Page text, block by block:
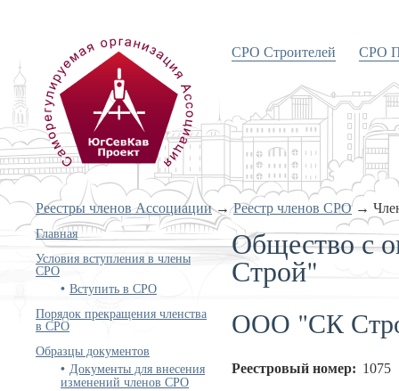
«Объединение проектировщиков
Южного и Северо-Кавказского
округов»
СРО Строителей СРО
Реестры членов Ассоциации→Реестр членов СРО→
Главная
Условия вступления в члены
СРО
Вступить в СРО
Порядок прекращения членства
в СРО
Образцы документов
Документы для внесения
изменений членов СРО
Общество с
Строй"
ООО "СК
Реестровый номер: 1075